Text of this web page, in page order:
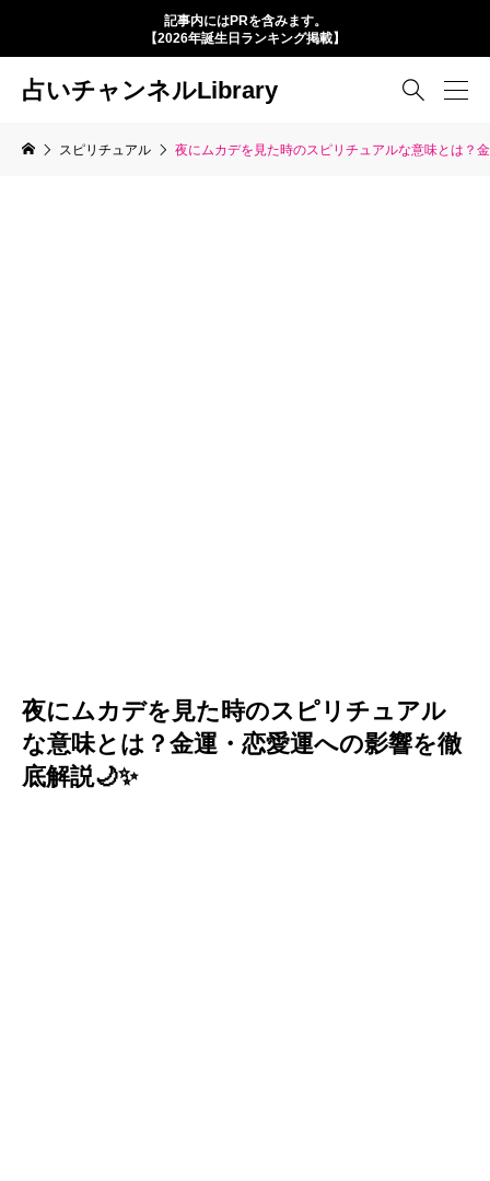
記事内にはPRを含みます。
【2026年誕生日ランキング掲載】
占いチャンネルLibrary 
スピリチュアル 夜にムカデを見た時のスピリチュアルな意味とは？
夜にムカデを見た時のスピリチュアル
な意味とは？金運・恋愛運への影響を徹
底解説🌙✨